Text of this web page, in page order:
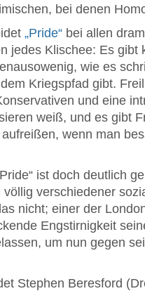
bei denen
„Pride“ bei allen
jedes Klischee: Es gibt
wie es
Kriegspfad gibt.
und eine
weiß, und es gibt
wenn man
ist doch deutlich
völlig verschiedener
nicht; einer der
Engstirnigkeit
um nun gegen
Stephen Beresford